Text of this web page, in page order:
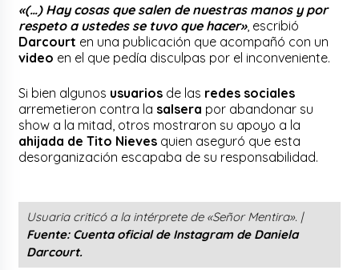
«(…) Hay cosas que salen de nuestras manos y por
respeto a ustedes se tuvo que hacer», escribió
Darcourt en una publicación que acompañó con un
video en el que pedía disculpas por el inconveniente.
Si bien algunos usuarios de las redes sociales
arremetieron contra la salsera por abandonar su
show a la mitad, otros mostraron su apoyo a la
ahijada de Tito Nieves quien aseguró que esta
desorganización escapaba de su responsabilidad.
Usuaria criticó a la intérprete de «Señor Mentira». |
Fuente: Cuenta oficial de Instagram de Daniela
Darcourt.